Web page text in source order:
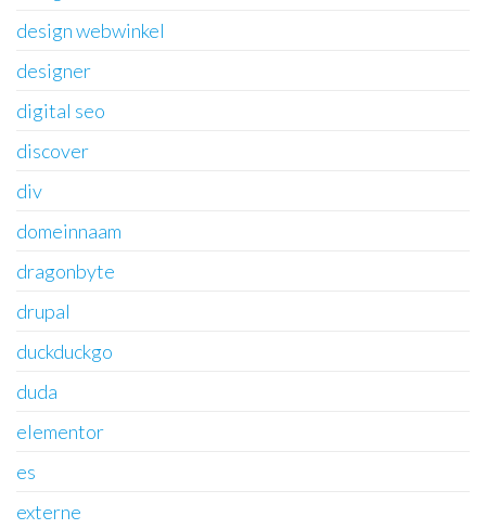
design webwinkel
designer
digital seo
discover
div
domeinnaam
dragonbyte
drupal
duckduckgo
duda
elementor
es
externe